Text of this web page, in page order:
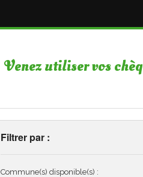
Venez utiliser vos
Filtrer par :
Commune(s) disponible(s) :